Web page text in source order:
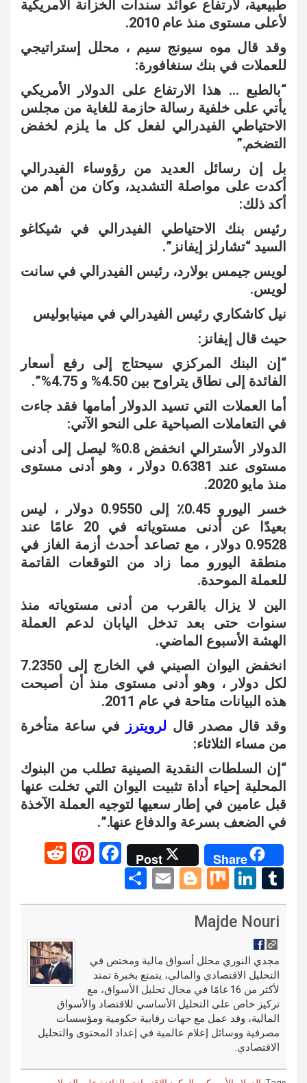
طبيعية، لارتفاع عوائد سندات الخزانة الأمريكية
لأعلى مستوى منذ عام 2010.
وقد قال موه سيونج سيم ، محلل إستراتيجي
للعملات في بنك سنغافورة:
“بالطبع … هذا الارتفاع على الدولار الأمريكي
يأتي على خلفية رسالة حازمة للغاية من مجلس
الاحتياطي الفيدرالي لفعل كل ما يلزم لخفض
التضخم.”
بل إن رسائل العديد من رؤوساء الفيدرالي
أكدت على مواصلة التشديد، وكان من أهم من
أكد ذلك:
رئيس بنك الاحتياطي الفيدرالي في شيكاغو
السيد “تشارلز إيفانز”.
لويس جيمس بولارد، رئيس الفيدرالي في سانت
لويس.
نيل كاشكاري رئيس الفيدرالي في مينيابوليس
حيث قال إيفانز:
“إن البنك المركزي سيحتاج إلى رفع أسعار
الفائدة إلى نطاق يتراوح بين 4.50% و 4.75%”.
أما العملات التي تسيد الدولار أمامها فقد جاءت
في التعاملات الصباحية على النحو الآتي:
الدولار الأسترالي انخفض 0.8% ليصل إلى أدنى
مستوى عند 0.6381 دولار ، وهو أدنى مستوى
منذ مايو 2020.
خسر اليورو 0.45٪ إلى 0.9550 دولار ، ليس
بعيدًا عن أدنى مستوياته في 20 عامًا عند
0.9528 دولار ، مع تصاعد أحدث أزمة الغاز في
منطقة اليورو مما زاد من التوقعات القاتمة
للعملة الموحدة.
الين لا يزال بالقرب من أدنى مستوياته منذ
سنوات حتى بعد تدخل اليابان لدعم العملة
الهشة الأسبوع الماضي.
انخفض اليوان الصيني في الخارج إلى 7.2350
لكل دولار ، وهو أدنى مستوى منذ أن أصبحت
هذه البيانات متاحة في عام 2011.
وقد قال مصدر قال لرويترز في ساعة متأخرة
من مساء الثلاثاء:
“إن السلطات النقدية الصينية تطلب من البنوك
المحلية إحياء أداة تثبيت اليوان التي تخلت عنها
قبل عامين في إطار سعيها لتوجيه العملة الآخذة
في الضعف بسرعة والدفاع عنها.”.
Share
Post
F
ce
o
k
Pi
er
t
d
t
T
u
m
bl
r
Li
n
ke
n
M
ix
Bl
o
er
E
m
h
Majde Nouri
مجدي النوري محلل أسواق مالية ومختص في
التحليل الاقتصادي والمالي، يتمتع بخبرة تمتد
لأكثر من 16 عامًا في مجال تحليل الأسواق، مع
تركيز خاص على التحليل الأساسي للاقتصاد والأسواق
المالية، وقد عمل مع جهات رقابية حكومية ومؤسسات
مصرفية ووسائل إعلام عالمية في إعداد المحتوى والتحليل
الاقتصادي.